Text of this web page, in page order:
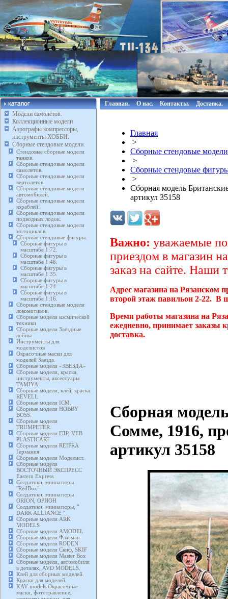
Модели самолётов.
Коллекционные модели
Аэрографы компрессоры,
инструменты ХОББИ.
Сборные стендовые модели.
Стендовые сборные модели
танков.
Сборные стендовые модели
самолетов.
Сборные стендовые модели
вертолетов.
Сборные стендовые модели
автомобилей.
Сборные стендовые модели
кораблей.
Сборные стендовые модели
подводных лодок.
Сборные стендовые модели
мотоциклов.
Сборные стендовые фигуры.
Сборные фигуры в
масштабе 1:72.
Сборные фигуры в
масштабе 1:48.
Сборные фигуры в
масштабе 1:35.
Сборные фигуры в
масштабе 1:24.
Сборные фигуры в
масштабе 1:16.
Сборные стендовые модели
локомотивов.
Сборные модели космической
техники
Сборные модели Звездные
войны
Инструменты для
моделистов
Окрасочные маски для
моделей Звезда.
Сборные модели «ЗВЕЗДА»
Сборные модели, краска,
инструменты, аксессуары
TAMIYA
Сборные модели, клей, краска
REVELL
Сборные модели ICM.
Сборные модели HOBBY
BOSS.
Сборные модели
TRUMPETER.
Сборные модели ГДР, VEB
PLASTICART
Сборные модели REIFRA
Германия
Сборные модели Моделист.
Сборные модели
ВОСТОЧНЫЙ ЭКСПРЕСС
Eastern Express
Солдатики, миниатюры
"RedBox"
Солдатики, миниатюры
ORION, ОРИОН
Солдатики, миниатюры, "
DARK ALLIANCE "
Сборные модели ARK
MODELS
Сборные модели AMODEL
Сборные модели Флагман
Сборные модели RODEN
Сборные модели Скиф, SKIF
Сборные модели Master Box
Сборные модели, автомобили
в деталях, AVD MODELS.
Клей для сборных моделей.
Краски для моделей.
KAV models Окрасочные
маски, фототравление,
Главная. О нас. Контакты. Доставка.
Главная
>
Сборные стендовые
>
Сборные стендовые
>
Сборная модель
артикул 35158
Важно: уважаемые
приездом в магазин
заказ на сайте. Наши
Адрес магазина на Рязанском
второй этаж павильон 2-22. В
Время работы магазина на
ежедневно, принимает заказы
доставка.
Сборная
Сомме, 1916,
артикул 35158